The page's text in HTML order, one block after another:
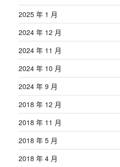
2025 年 1 月
2024 年 12 月
2024 年 11 月
2024 年 10 月
2024 年 9 月
2018 年 12 月
2018 年 11 月
2018 年 5 月
2018 年 4 月